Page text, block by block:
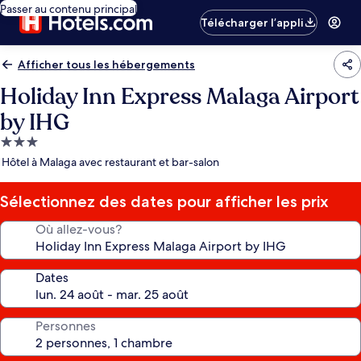
Passer au contenu principal
Télécharger l’appli
Afficher tous les hébergements
Holiday Inn Express Malaga Airport
by IHG
Hébergement
3.0 étoiles
Hôtel à Malaga avec restaurant et bar-salon
Sélectionnez des dates pour afficher les prix
Où allez-vous?
Dates
Personnes